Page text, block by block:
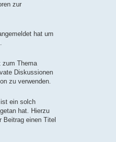
zur
hat um
zum Thema
Diskussionen
zu verwenden.
ein solch
hat. Hierzu
einen Titel